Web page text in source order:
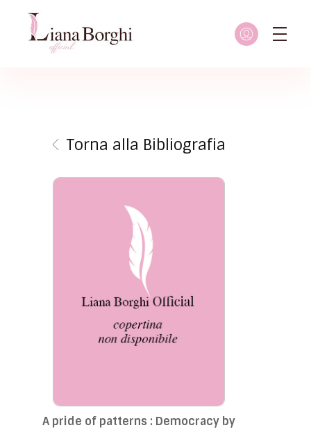
Torna alla Bibliografia
A pride of patterns : Democracy by